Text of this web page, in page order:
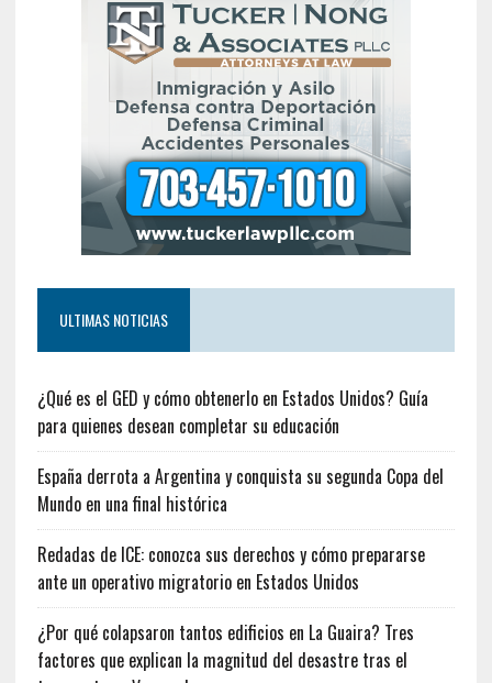
ULTIMAS NOTICIAS
¿Qué es el GED y cómo obtenerlo en Estados Unidos? Guía
para quienes desean completar su educación
España derrota a Argentina y conquista su segunda Copa del
Mundo en una final histórica
Redadas de ICE: conozca sus derechos y cómo prepararse
ante un operativo migratorio en Estados Unidos
¿Por qué colapsaron tantos edificios en La Guaira? Tres
factores que explican la magnitud del desastre tras el